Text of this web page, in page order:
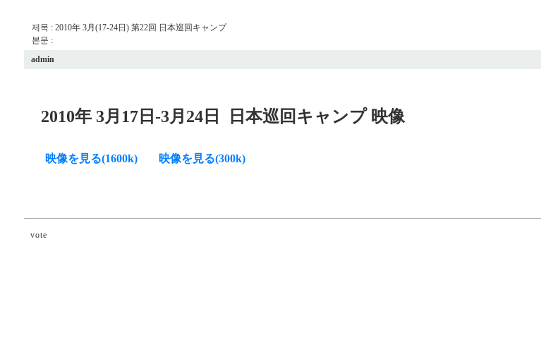
제목 : 2010年 3月(17-24日) 第22回 日本巡回キャンプ
본문 :
admin
2010年 3月17日-3月24日 日本巡回キャンプ 映像
映像を見る(1600k) 映像を見る(300k)
vote